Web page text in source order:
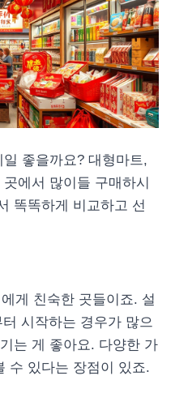
좋을까요? 대형마트,
에서 많이들 구매하시
똑똑하게 비교하고 선
게 친숙한 곳들이죠. 설
시작하는 경우가 많으
는 게 좋아요. 다양한 가
수 있다는 장점이 있죠.